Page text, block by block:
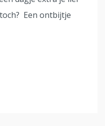
Een ontbijtje